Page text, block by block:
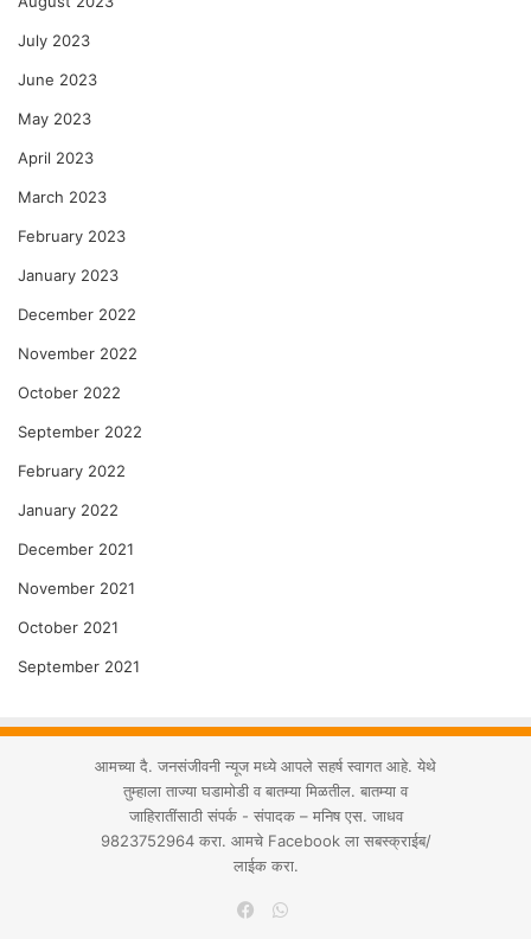
July 2023
June 2023
May 2023
April 2023
March 2023
February 2023
January 2023
December 2022
November 2022
October 2022
September 2022
February 2022
January 2022
December 2021
November 2021
October 2021
September 2021
आमच्या दै. जनसंजीवनी न्यूज मध्ये आपले सहर्ष स्वागत आहे. येथे
तुम्हाला ताज्या घडामोडी व बातम्या मिळतील. बातम्या व
जाहिरातींसाठी संपर्क - संपादक – मनिष एस. जाधव
9823752964 करा. आमचे Facebook ला सबस्क्राईब/
लाईक करा.
WhatsApp